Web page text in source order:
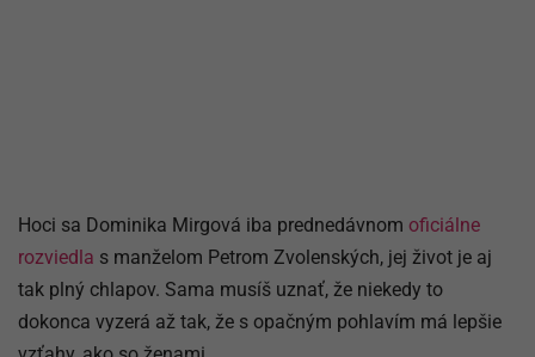
Hoci sa Dominika Mirgová iba prednedávnom oficiálne
rozviedla s manželom Petrom Zvolenských, jej život je aj
tak plný chlapov. Sama musíš uznať, že niekedy to
dokonca vyzerá až tak, že s opačným pohlavím má lepšie